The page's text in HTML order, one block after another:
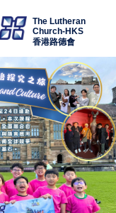
The Lutheran
Church-HKS
香港路德會